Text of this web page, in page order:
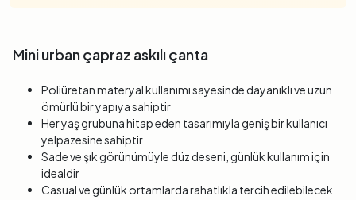
Mini urban çapraz askılı çanta
Poliüretan materyal kullanımı sayesinde dayanıklı ve uzun
ömürlü bir yapıya sahiptir
Her yaş grubuna hitap eden tasarımıyla geniş bir kullanıcı
yelpazesine sahiptir
Sade ve şık görünümüyle düz deseni, günlük kullanım için
idealdir
Casual ve günlük ortamlarda rahatlıkla tercih edilebilecek